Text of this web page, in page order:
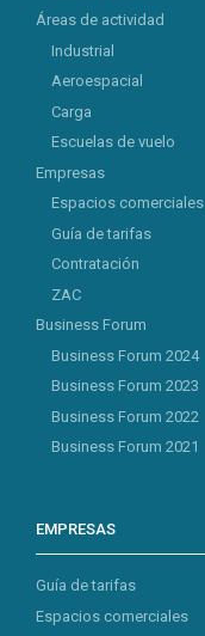
Áreas de actividad
Industrial
Aeroespacial
Carga
Escuelas de vuelo
Empresas
Espacios comerciales
Guía de tarifas
Contratación
ZAC
Business Forum
Business Forum 2024
Business Forum 2023
Business Forum 2022
Business Forum 2021
EMPRESAS
Guía de tarifas
Espacios comerciales